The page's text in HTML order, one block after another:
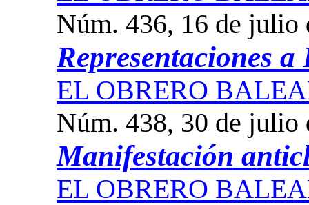
Núm. 436, 16 de julio
Representaciones a
EL OBRERO
Núm. 438, 30 de julio
Manifestación
EL OBRERO